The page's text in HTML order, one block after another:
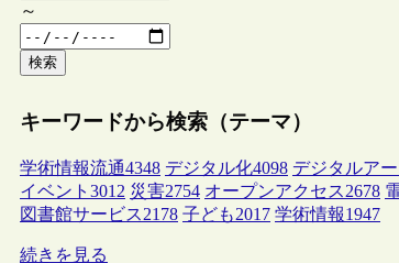
～
検索
キーワードから検索（テーマ）
学術情報流通4348 デジタル化4098 デジタルア
イベント 3012 災害2754 オープンアクセス2678
図書館サービス2178 子ども2017 学術情報1947
続きを見る